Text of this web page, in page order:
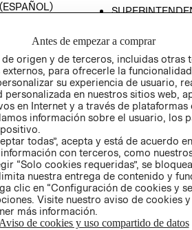
(ESPAÑOL)
TRANSPARENCIA
Y ÉTICA (INGLÉS)
COMERCIO - SIC
PETICIONES
QUEJAS Y
RECLAMOS
Antes de empezar a comprar
origen y de terceros, incluidas otras
para ofrecerle la
su experiencia de usuario,
en nuestros sitios web,
en Internet y a través de plataformas
información sobre el usuario, los
todas”, acepta y está de acuerdo
con terceros, como
“Solo cookies requeridas”, se
nuestra entrega de contenido y
clic en “Configuración de cookies y
Visite nuestro aviso de cookies
más información.
Aviso de cookies y uso compartido de datos